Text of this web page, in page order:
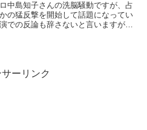
中島知子さんの洗脳騒動ですが、占
の猛反撃を開始して話題になってい
での反論も辞さないと言いますが、
ーリンク